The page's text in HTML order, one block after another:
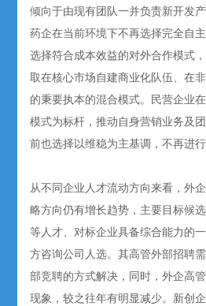
倾向于由现有团队一并负责新开发
药企在当前环境下不再选择完全自
选择符合成本效益的对外合作模式
取在核心市场自建商业化队伍、在
的秉要执本的混合模式。民营企业
模式为标杆，推动自身营销业务及
前也选择以维稳为主基调，不再进
从不同企业人才流动方向来看，外
略方向仍有增长趋势，主要目标候
等人才、对标企业具备综合能力的
方咨询公司人选。其高管外部招聘
部竞聘的方式解决，同时，外企高
现象，较之往年有明显减少。新创